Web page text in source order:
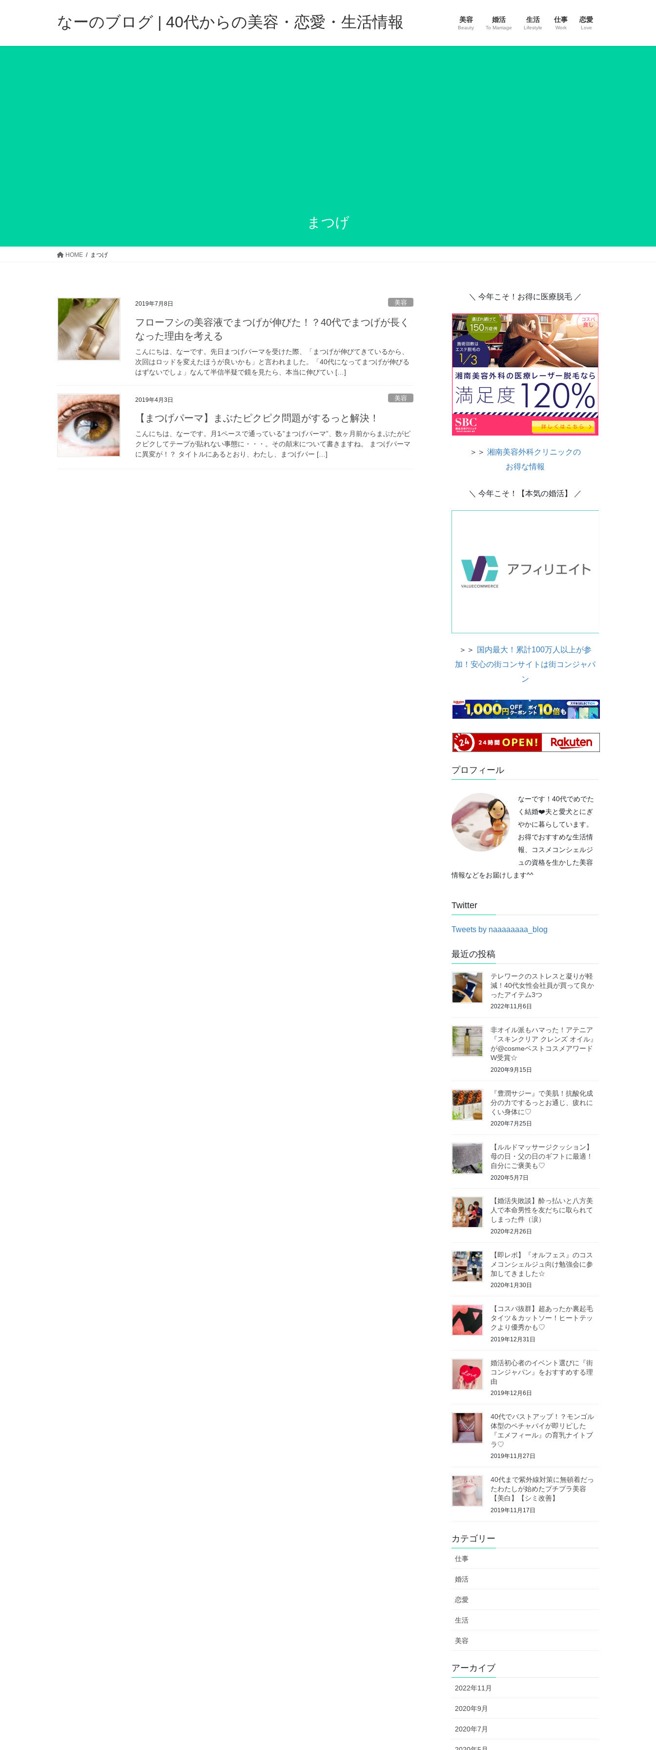
なーのブログ | 40代からの美容・恋愛・生活情報 美容
Beauty
婚活
To Marriage
生活
Lifestyle
仕事
Work
恋愛
Love
まつげ
HOME まつげ
2019年7月8日 美容
フローフシの美容液でまつげが伸びた！？40代でまつげが長く
なった理由を考える
こんにちは、なーです。先日まつげパーマを受けた際、「まつげが伸びてきているから、
次回はロッドを変えたほうが良いかも」と言われました。「40代になってまつげが伸びる
はずないでしょ」なんて半信半疑で鏡を見たら、本当に伸びてい […]
2019年4月3日 美容
【まつげパーマ】まぶたピクピク問題がするっと解決！
こんにちは、なーです。月1ペースで通っている”まつげパーマ”、数ヶ月前からまぶたがピ
クピクしてテープが貼れない事態に・・・。その顛末について書きますね。 まつげパーマ
に異変が！？ タイトルにあるとおり、わたし、まつげパー […]
＼ 今年こそ！お得に医療脱毛 ／
＞＞ 湘南美容外科クリニックの
お得な情報
＼ 今年こそ！【本気の婚活】 ／
＞＞
国内最大！累計100万人以上が参
加！安心の街コンサイトは街コンジャパ
ン
プロフィール
なーです！40代でめでた
く結婚❤️夫と愛犬とにぎ
やかに暮らしています。
お得でおすすめな生活情
報、コスメコンシェルジ
ュの資格を生かした美容
情報などをお届けします^^
Twitter
Tweets by naaaaaaaa_blog
最近の投稿
テレワークのストレスと凝りが軽
減！40代女性会社員が買って良か
ったアイテム3つ
2022年11月6日
非オイル派もハマった！アテニア
『スキンクリア クレンズ オイル』
が@cosmeベストコスメアワード
W受賞☆
2020年9月15日
『豊潤サジー』で美肌！抗酸化成
分の力でするっとお通じ、疲れに
くい身体に♡
2020年7月25日
【ルルドマッサージクッション】
母の日・父の日のギフトに最適！
自分にご褒美も♡
2020年5月7日
【婚活失敗談】酔っ払いと八方美
人で本命男性を友だちに取られて
しまった件（涙）
2020年2月26日
【即レポ】『オルフェス』のコス
メコンシェルジュ向け勉強会に参
加してきました☆
2020年1月30日
【コスパ抜群】超あったか裏起毛
タイツ＆カットソー！ヒートテッ
クより優秀かも♡
2019年12月31日
婚活初心者のイベント選びに『街
コンジャパン』をおすすめする理
由
2019年12月6日
40代でバストアップ！？モンゴル
体型のペチャパイが即リピした
『エメフィール』の育乳ナイトブ
ラ♡
2019年11月27日
40代まで紫外線対策に無頓着だっ
たわたしが始めたプチプラ美容
【美白】【シミ改善】
2019年11月17日
カテゴリー
仕事
婚活
恋愛
生活
美容
アーカイブ
2022年11月
2020年9月
2020年7月